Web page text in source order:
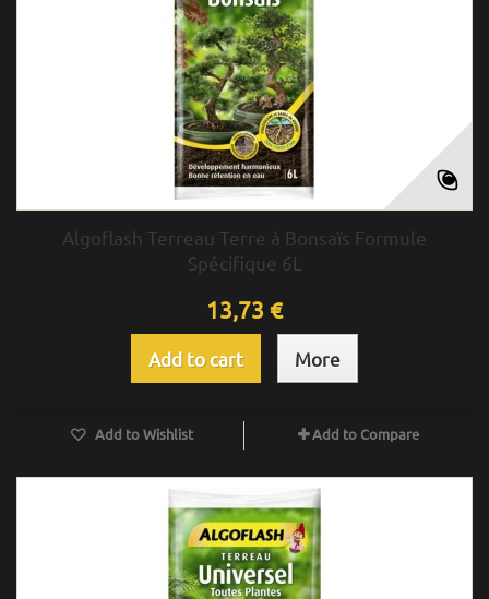
Algoflash Terreau Terre à Bonsaïs Formule
Spécifique 6L
13,73 €
Add to cart More
Add to Wishlist Add to Compare